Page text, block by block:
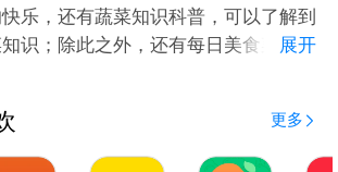
乐，还有蔬菜知识科普，可以了解到
识；除此之外，还有每日美食菜谱，
展开
更多